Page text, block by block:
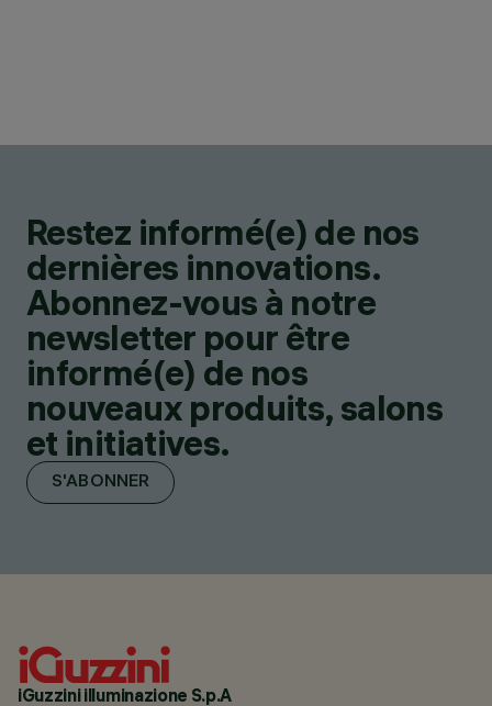
Restez informé(e) de nos
dernières innovations.
Abonnez-vous à notre
newsletter pour être
informé(e) de nos
nouveaux produits, salons
et initiatives.
S'ABONNER
iGuzzini illuminazione S.p.A